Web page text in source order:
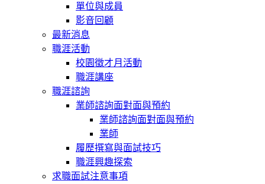
單位與成員
影音回顧
最新消息
職涯活動
校園徵才月活動
職涯講座
職涯諮詢
業師諮詢面對面與預約
業師諮詢面對面與預約
業師
履歷撰寫與面試技巧
職涯興趣探索
求職面試注意事項